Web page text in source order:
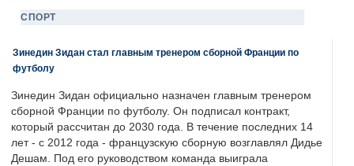
СПОРТ
Зинедин Зидан стал главным тренером сборной Франции по
футболу
Зинедин Зидан официально назначен главным тренером
сборной Франции по футболу. Он подписал контракт,
который рассчитан до 2030 года. В течение последних 14
лет - с 2012 года - французскую сборную возглавлял Дидье
Дешам. Под его руководством команда выиграла